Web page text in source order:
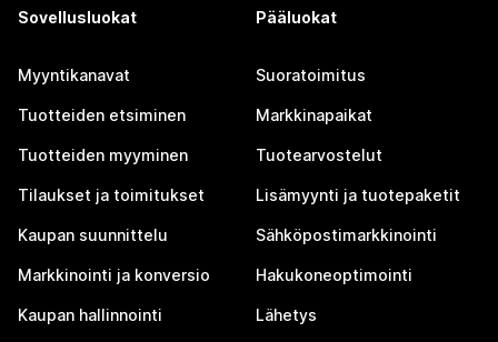
Sovellusluokat
Myyntikanavat
Tuotteiden etsiminen
Tuotteiden myyminen
Tilaukset ja toimitukset
Kaupan suunnittelu
Markkinointi ja konversio
Kaupan hallinnointi
Pääluokat
Suoratoimitus
Markkinapaikat
Tuotearvostelut
Lisämyynti ja tuotepaketit
Sähköpostimarkkinointi
Hakukoneoptimointi
Lähetys